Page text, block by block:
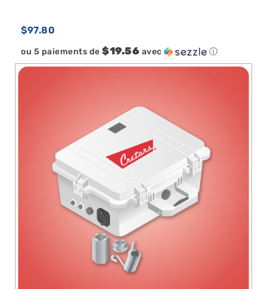
$97.80
ou 5 paiements de $19.56 avec ⓘ